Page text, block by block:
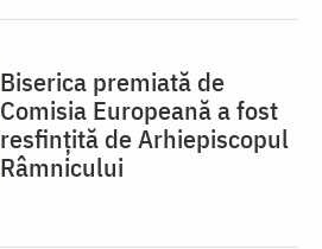
Biserica premiată de
Comisia Europeană a fost
resfinţită de Arhiepiscopul
Râmnicului